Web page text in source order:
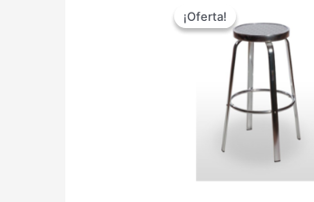
¡Oferta!
¡Oferta!
original
era:
76,00 €.
es: